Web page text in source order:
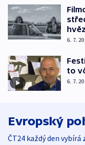
6. 7.
to
6. 7.
Evropský
ČT24 každý den